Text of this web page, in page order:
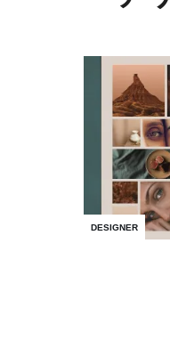
DESIGNER